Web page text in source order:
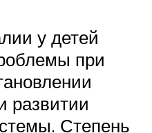
у детей
при
развитии
Степень